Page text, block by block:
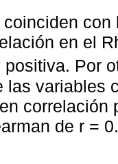
coinciden
en el
positiva. Por
las variables
correlación
de r =